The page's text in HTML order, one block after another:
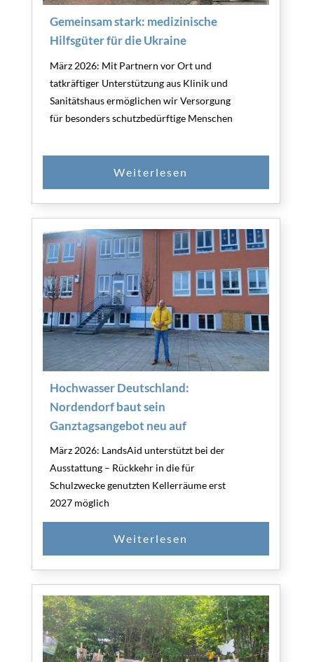
Gemeinsam stark: medizinische
Hilfsgüter für die Ukraine
März 2026: Mit Partnern vor Ort und
tatkräftiger Unterstützung aus Klinik und
Sanitätshaus ermöglichen wir Versorgung
für besonders schutzbedürftige Menschen
Hochwasser Deutschland:
Nordendorf baut sein
Ganztagsangebot neu auf
März 2026: LandsAid unterstützt bei der
Ausstattung – Rückkehr in die für
Schulzwecke genutzten Kellerräume erst
2027 möglich